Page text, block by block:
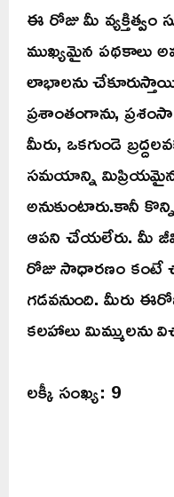
ఈ రోజు మీ వ్యక్తిత్వం
ముఖ్యమైన పథకాలు
లాభాలను
ప్రశాంతంగాను,
మీరు, ఒకగుండె
సమయాన్ని
అనుకుంటారు.కానీ
ఆపని చేయలేరు. మీ
రోజు సాధారణం
గడవనుంది. మీరు
కలహాలు మిమ్ములను
లక్కీ సంఖ్య: 9